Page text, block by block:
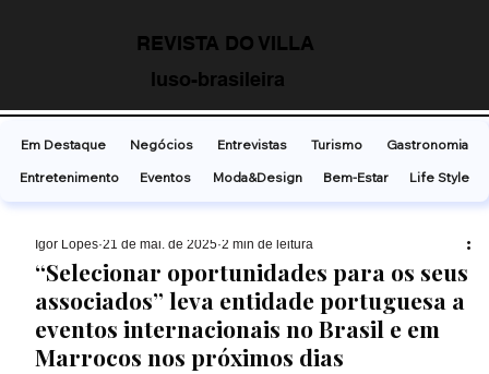
REVISTA DO VILLA
luso-brasileira
“Selecionar oportunidades para os seus
associados” leva entidade portuguesa a
eventos internacionais no Brasil e em
Marrocos nos próximos dias
Ígor Lopes 21 de mai. de 2025 2 min de leitura
Em Destaque Negócios Entrevistas Turismo
Gastronomia
Entretenimento
Eventos Moda&Design Bem-Estar Life Style